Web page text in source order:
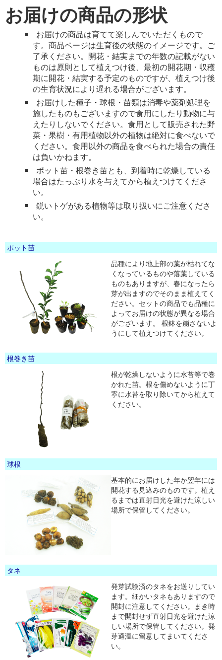
お届けの商品の形状
お届けの商品は育てて楽しんでいただくもので
す。商品ページは生育後の状態のイメージです。ご
了承ください。開花・結実までの年数の記載がない
ものは原則として植えつけ後、最初の開花期・収穫
期に開花・結実する予定のものですが、植えつけ後
の生育状況により遅れる場合がございます。
お届けした種子・球根・苗類は消毒や薬剤処理を
施したものもございますので食用にしたり動物に与
えたりしないでください。食用として販売された野
菜・果樹・有用植物以外の植物は絶対に食べないで
ください。食用以外の商品を食べられた場合の責任
は負いかねます。
ポット苗・根巻き苗とも、到着時に乾燥している
場合はたっぷり水を与えてから植えつけてくださ
い。
鋭いトゲがある植物等は取り扱いにご注意くださ
い。
ポット苗
品種により地上部の葉が枯れてな
くなっているものや落葉している
ものもありますが、春になったら
芽が出ますのでそのまま植えてく
ださい。セットの商品でも品種に
よってお届けの状態が異なる場合
がございます。 根鉢を崩さないよ
うにして植えつけてください。
根巻き苗
根が乾燥しないように水苔等で巻
かれた苗。根を傷めないように丁
寧に水苔を取り除いてから植えて
ください。
球根
基本的にお届けした年か翌年には
開花する見込みのものです。植え
るまでは直射日光を避けた涼しい
場所で保管してください。
タネ
発芽試験済のタネをお送りしてい
ます。細かいタネもありますので
開封に注意してください。まき時
まで開封せず直射日光を避けた涼
しい場所で保管してください。発
芽適温に留意してまいてくださ
い。